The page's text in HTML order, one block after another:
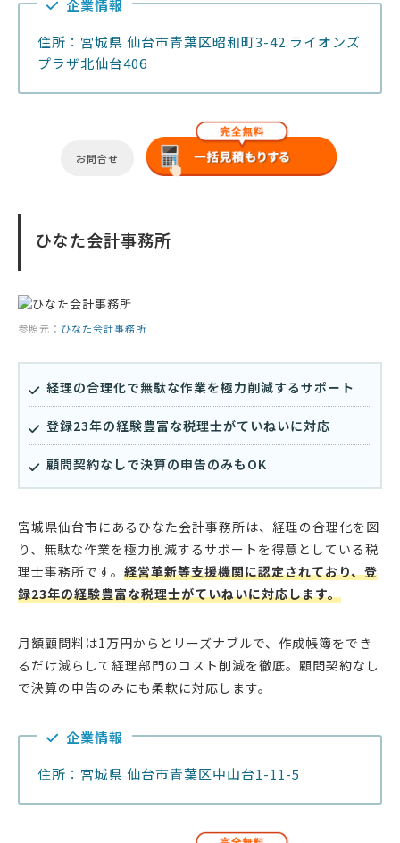
企業情報
住所：宮城県 仙台市青葉区昭和町3-42 ライオンズ
プラザ北仙台406
お問合せ
ひなた会計事務所
参照元： ひなた会計事務所
経理の合理化で無駄な作業を極力削減するサポート
登録23年の経験豊富な税理士がていねいに対応
顧問契約なしで決算の申告のみもOK
宮城県仙台市にあるひなた会計事務所は、経理の合理化を図
り、無駄な作業を極力削減するサポートを得意としている税
理士事務所です。 経営革新等支援機関に認定されており、登
録23年の経験豊富な税理士がていねいに対応します。
月額顧問料は1万円からとリーズナブルで、作成帳簿をでき
るだけ減らして経理部門のコスト削減を徹底。顧問契約なし
で決算の申告のみにも柔軟に対応します。
企業情報
住所：宮城県 仙台市青葉区中山台1-11-5